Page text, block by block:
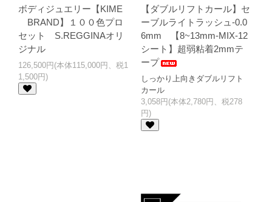
2025.05.17
鍼灸師から本格的に学ぶ[ミミラ導入スクール]準備
中です。
2025.05.17
お洒落な耳つぼジュエリーブランド【MIMILA・ミ
ミラ】登場
2025.03.24
テープ要らずの[下まつ毛専用まつげロット]2種類
登場
業界初！ブルーのLEDグルー登場！1秒速乾タイプ
ボディジュエリー【KIME
BRAND】１００色プロ
セット S.REGGINAオリ
ジナル
126,500円(本体115,000円、税1
1,500円)
【ダブルリフトカール】セ
ーブルライトラッシュ-0.0
6mm 【8~13mm-MIX-12
シート】超弱粘着2mmテ
ープ
しっかり上向きダブルリフト
カール
3,058円(本体2,780円、税278
円)